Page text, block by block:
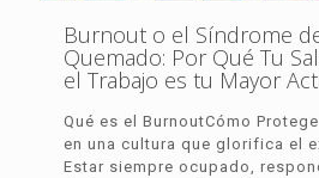
Burnout o el Síndrome
Quemado: Por Qué Tu
el Trabajo es tu Mayor
Qué es el BurnoutCómo
en una cultura que glorifica el
Estar siempre ocupado,